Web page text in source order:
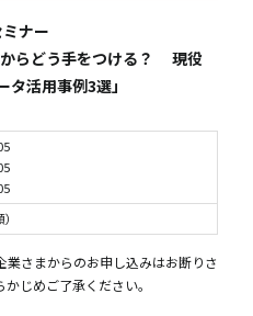
ナー
からどう手をつける？ 現役
タ活用事例3選」
さまからのお申し込みはお断りさ
じめご了承ください。